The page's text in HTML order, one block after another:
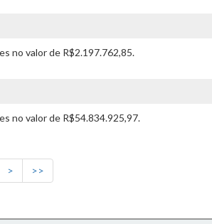
no valor de R$2.197.762,85.
no valor de R$54.834.925,97.
> >>